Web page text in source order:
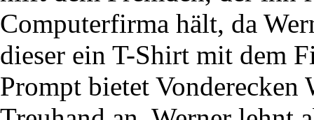
Computerfirma hält, da
dieser ein T-Shirt mit dem
Prompt bietet Vonderecken